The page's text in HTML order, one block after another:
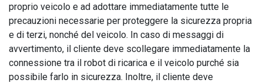
proprio veicolo e ad adottare immediatamente tutte le
precauzioni necessarie per proteggere la sicurezza propria
e di terzi, nonché del veicolo. In caso di messaggi di
avvertimento, il cliente deve scollegare immediatamente la
connessione tra il robot di ricarica e il veicolo purché sia
possibile farlo in sicurezza. Inoltre, il cliente deve